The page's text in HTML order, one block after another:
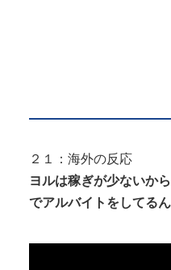
２１：海外の反応
ヨルは稼ぎが少ないか
でアルバイトをしてるん